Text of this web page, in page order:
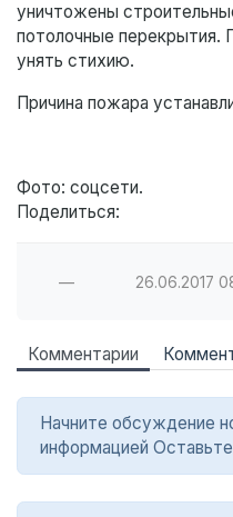
уничтожены
потолочные перекрытия.
унять стихию.
Причина пожара
Фото: соцсети.
Поделиться:
— 26.06.2017
Комментарии
Начните обсуждение
информацией